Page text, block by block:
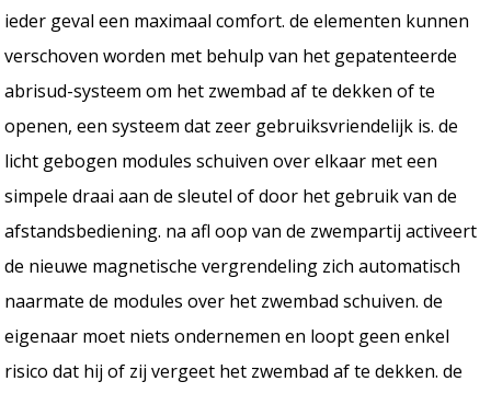
ieder geval een maximaal comfort. de elementen kunnen
verschoven worden met behulp van het gepatenteerde
abrisud-systeem om het zwembad af te dekken of te
openen, een systeem dat zeer gebruiksvriendelijk is. de
licht gebogen modules schuiven over elkaar met een
simpele draai aan de sleutel of door het gebruik van de
afstandsbediening. na afl oop van de zwempartij activeert
de nieuwe magnetische vergrendeling zich automatisch
naarmate de modules over het zwembad schuiven. de
eigenaar moet niets ondernemen en loopt geen enkel
risico dat hij of zij vergeet het zwembad af te dekken. de